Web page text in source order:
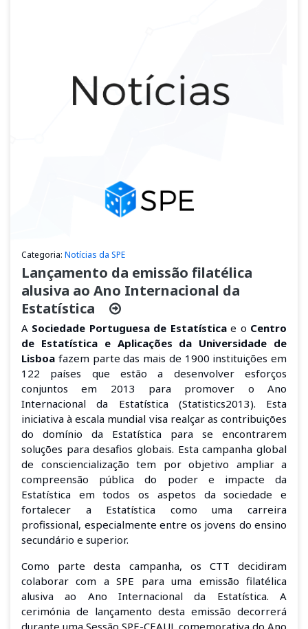
Categoria: Notícias da SPE
Lançamento da emissão filatélica
alusiva ao Ano Internacional da
Estatística
A Sociedade Portuguesa de Estatísticae o Centro
de Estatística e Aplicações da Universidade de
Lisboa fazem parte das mais de 1900 instituições em
122 países que estão a desenvolver esforços
conjuntos em 2013 para promover o Ano
Internacional da Estatística (Statistics2013). Esta
iniciativa à escala mundial visa realçar as contribuições
do domínio da Estatística para se encontrarem
soluções para desafios globais. Esta campanha global
de consciencialização tem por objetivo ampliar a
compreensão pública do poder e impacte da
Estatística em todos os aspetos da sociedade e
fortalecer a Estatística como uma carreira
profissional, especialmente entre os jovens do ensino
secundário e superior.
Como parte desta campanha, os CTT decidiram
colaborar com a SPE para uma emissão filatélica
alusiva ao Ano Internacional da Estatística. A
cerimónia de lançamento desta emissão decorrerá